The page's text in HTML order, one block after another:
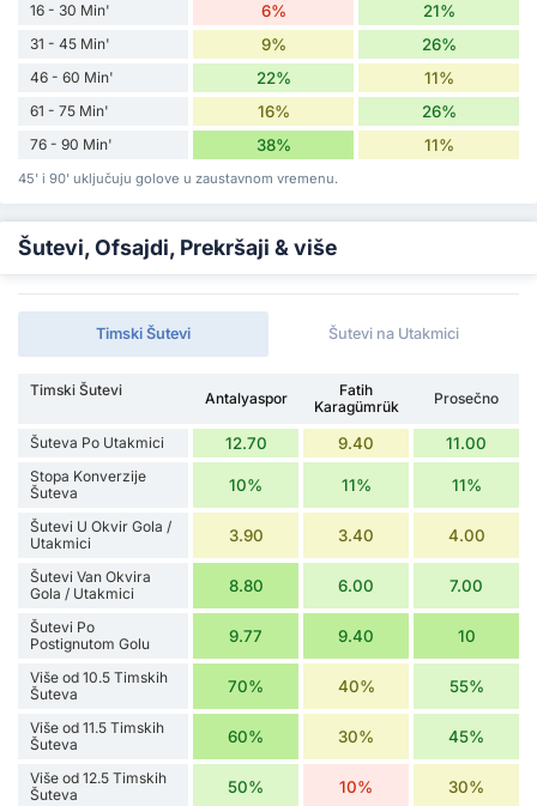
16 - 30 Min' 6% 21%
31 - 45 Min' 9% 26%
46 - 60 Min' 22% 11%
61 - 75 Min' 16% 26%
76 - 90 Min' 38% 11%
45' i 90' uključuju golove u zaustavnom vremenu.
Šutevi, Ofsajdi, Prekršaji & više
Timski Šutevi Šutevi na Utakmici
Timski Šutevi Antalyaspor
Fatih
Karagümrük
Prosečno
Šuteva Po Utakmici 12.70 9.40 11.00
Stopa Konverzije
Šuteva
10% 11% 11%
Šutevi U Okvir Gola /
Utakmici
3.90 3.40 4.00
Šutevi Van Okvira
Gola / Utakmici
8.80 6.00 7.00
Šutevi Po
Postignutom Golu
9.77 9.40 10
Više od 10.5 Timskih
Šuteva
70% 40% 55%
Više od 11.5 Timskih
Šuteva
60% 30% 45%
Više od 12.5 Timskih
Šuteva
50% 10% 30%